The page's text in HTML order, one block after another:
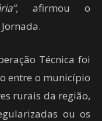
afirmou o
Técnica foi
entre o município
rurais da região,
ou os